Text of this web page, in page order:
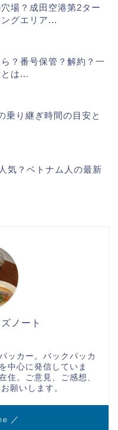
場？成田空港第2ター
グエリア...
？番号保管？解約？一
は...
乗り継ぎ時間の目安と
気？ベトナム人の最新
ノート
ッカー。バックパッカ
中心に発信していま
住。ご意見、ご感想、
願いします。
／